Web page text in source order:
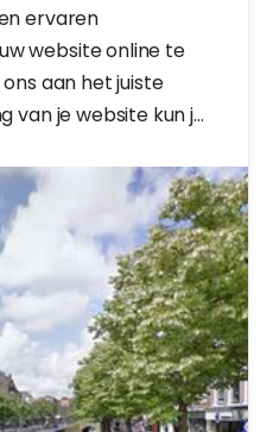
ervaren
website online te
aan het juiste
van je website kun je
uitvoeren.